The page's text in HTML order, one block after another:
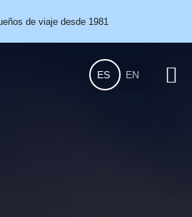
de viaje desde 1981
ES EN